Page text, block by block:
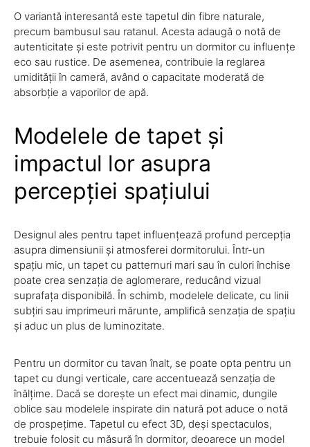
O variantă interesantă este tapetul din fibre naturale,
precum bambusul sau ratanul. Acesta adaugă o notă de
autenticitate și este potrivit pentru un dormitor cu influențe
eco sau rustice. De asemenea, contribuie la reglarea
umidității în cameră, având o capacitate moderată de
absorbție a vaporilor de apă.
Modelele de tapet și
impactul lor asupra
percepției spațiului
Designul ales pentru tapet influențează profund percepția
asupra dimensiunii și atmosferei dormitorului. Într-un
spațiu mic, un tapet cu patternuri mari sau în culori închise
poate crea senzația de aglomerare, reducând vizual
suprafața disponibilă. În schimb, modelele delicate, cu linii
subțiri sau imprimeuri mărunte, amplifică senzația de spațiu
și aduc un plus de luminozitate.
Pentru un dormitor cu tavan înalt, se poate opta pentru un
tapet cu dungi verticale, care accentuează senzația de
înălțime. Dacă se dorește un efect mai dinamic, dungile
oblice sau modelele inspirate din natură pot aduce o notă
de prospețime. Tapetul cu efect 3D, deși spectaculos,
trebuie folosit cu măsură în dormitor, deoarece un model